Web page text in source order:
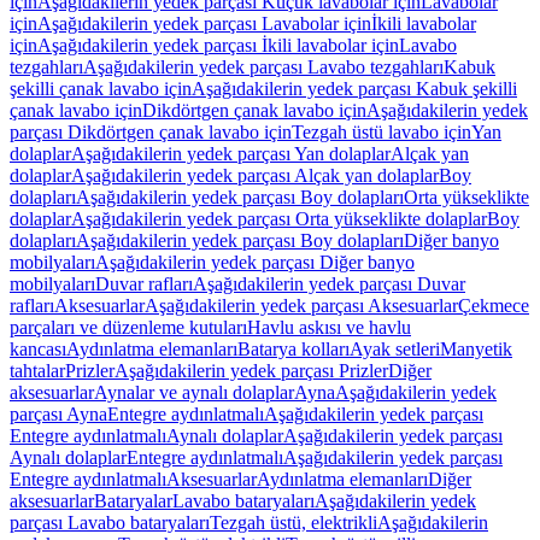
içinAşağıdakilerin yedek parçası Lavabolar içinİkili lavabolar
içinAşağıdakilerin yedek parçası İkili lavabolar içinLavabo
tezgahlarıAşağıdakilerin yedek parçası Lavabo tezgahlarıKabuk
şekilli çanak lavabo içinAşağıdakilerin yedek parçası Kabuk şekilli
çanak lavabo içinDikdörtgen çanak lavabo içinAşağıdakilerin yedek
parçası Dikdörtgen çanak lavabo içinTezgah üstü lavabo içinYan
dolaplarAşağıdakilerin yedek parçası Yan dolaplarAlçak yan
dolaplarAşağıdakilerin yedek parçası Alçak yan dolaplarBoy
dolaplarıAşağıdakilerin yedek parçası Boy dolaplarıOrta yükseklikte
dolaplarAşağıdakilerin yedek parçası Orta yükseklikte dolaplarBoy
dolaplarıAşağıdakilerin yedek parçası Boy dolaplarıDiğer banyo
mobilyalarıAşağıdakilerin yedek parçası Diğer banyo
mobilyalarıDuvar raflarıAşağıdakilerin yedek parçası Duvar
raflarıAksesuarlarAşağıdakilerin yedek parçası AksesuarlarÇekmece
parçaları ve düzenleme kutularıHavlu askısı ve havlu
kancasıAydınlatma elemanlarıBatarya kollarıAyak setleriManyetik
tahtalarPrizlerAşağıdakilerin yedek parçası PrizlerDiğer
aksesuarlarAynalar ve aynalı dolaplarAynaAşağıdakilerin yedek
parçası AynaEntegre aydınlatmalıAşağıdakilerin yedek parçası
Entegre aydınlatmalıAynalı dolaplarAşağıdakilerin yedek parçası
Aynalı dolaplarEntegre aydınlatmalıAşağıdakilerin yedek parçası
Entegre aydınlatmalıAksesuarlarAydınlatma elemanlarıDiğer
aksesuarlarBataryalarLavabo bataryalarıAşağıdakilerin yedek
parçası Lavabo bataryalarıTezgah üstü, elektrikliAşağıdakilerin